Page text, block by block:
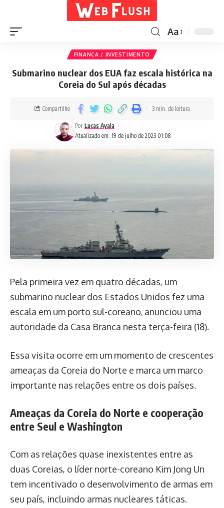
Aa
FINANÇA / INVESTIMENTO
Submarino nuclear dos EUA faz escala histórica na
Coreia do Sul após décadas
Atualizado em: 19 de julho de 2023 01:08
Por Lucas Ayala
Compartilhe 3 min. de leitura
Pela primeira vez em quatro décadas, um
submarino nuclear dos Estados Unidos fez uma
escala em um porto sul-coreano, anunciou uma
autoridade da Casa Branca nesta terça-feira (18).
Essa visita ocorre em um momento de crescentes
ameaças da Coreia do Norte e marca um marco
importante nas relações entre os dois países.
Ameaças da Coreia do Norte e cooperação
entre Seul e Washington
Com as relações quase inexistentes entre as
duas Coreias, o líder norte-coreano Kim Jong Un
tem incentivado o desenvolvimento de armas em
seu país, incluindo armas nucleares táticas.